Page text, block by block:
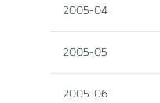
2005-04
2005-05
2005-06